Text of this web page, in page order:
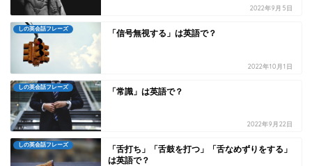
2022年9月5日
しの英会話フレーズ 「信号無視する」は英語で？
2022年10月1日
しの英会話フレーズ 「常識」は英語で？
2022年9月22日
しの英会話フレーズ
「舌打ち」「舌鼓を打つ」「舌なめずりをする」
は英語で？